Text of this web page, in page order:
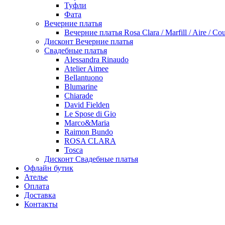
Туфли
Фата
Вечерние платья
Вечерние платья Rosa Clara / Marfill / Aire /
Дисконт Вечерние платья
Свадебные платья
Alessandra Rinaudo
Atelier Aimee
Bellantuono
Blumarine
Chiarade
David Fielden
Le Spose di Gio
Marco&Maria
Raimon Bundo
ROSA CLARA
Tosca
Дисконт Свадебные платья
Офлайн бутик
Ателье
Оплата
Доставка
Контакты